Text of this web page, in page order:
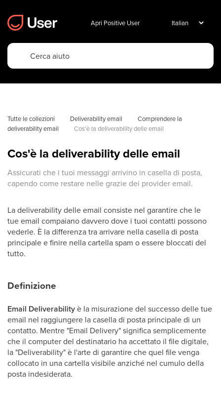
Apri Positive User
Tutte le collezioni Deliverability email
Comprendere la
deliverability email
Cos'è la deliverability delle email
Cos'è la deliverability delle email
Assicurati che i tuoi messaggi arrivino in casella di posta,
capendo come restare nelle grazie dei provider email.
La deliverability delle email consiste nel garantire che le
tue email compaiano davvero dove i tuoi contatti possono
vederle. È la differenza tra arrivare nella casella di posta
principale e finire nella cartella spam o essere bloccati del
tutto.
Definizione
Email Deliverabilityè la misurazione del successo delle tue
email nel raggiungere la casella di posta principale di un
contatto. Mentre "Email Delivery" significa semplicemente
che il computer del destinatario ha accettato il file digitale,
la "Deliverability" è l'arte di garantire che quel file venga
collocato in una cartella visibile anziché nel cumulo della
posta indesiderata.